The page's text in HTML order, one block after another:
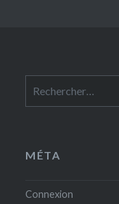
MÉTA
Connexion